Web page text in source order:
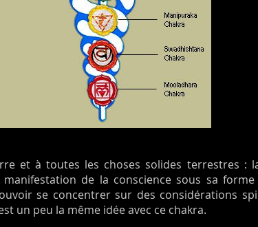
et à toutes les choses solides terrestres :
de la conscience sous sa
se concentrer sur des considérations
un peu la même idée avec ce chakra.